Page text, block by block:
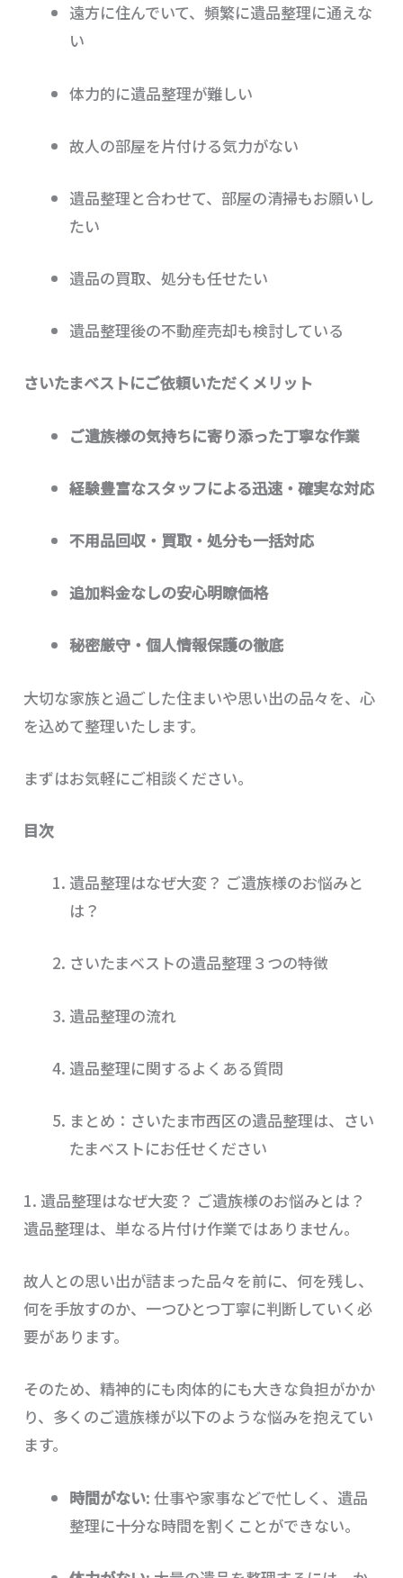
遠方に住んでいて、頻繁に遺品整理に通えな
い
体力的に遺品整理が難しい
故人の部屋を片付ける気力がない
遺品整理と合わせて、部屋の清掃もお願いし
たい
遺品の買取、処分も任せたい
遺品整理後の不動産売却も検討している
さいたまベストにご依頼いただくメリット
ご遺族様の気持ちに寄り添った丁寧な作業
経験豊富なスタッフによる迅速・確実な対応
不用品回収・買取・処分も一括対応
追加料金なしの安心明瞭価格
秘密厳守・個人情報保護の徹底
大切な家族と過ごした住まいや思い出の品々を、心
を込めて整理いたします。
まずはお気軽にご相談ください。
目次
遺品整理はなぜ大変？ ご遺族様のお悩みと
は？
さいたまベストの遺品整理３つの特徴
遺品整理の流れ
遺品整理に関するよくある質問
まとめ：さいたま市西区の遺品整理は、さい
たまベストにお任せください
1. 遺品整理はなぜ大変？ ご遺族様のお悩みとは？
遺品整理は、単なる片付け作業ではありません。
故人との思い出が詰まった品々を前に、何を残し、
何を手放すのか、一つひとつ丁寧に判断していく必
要があります。
そのため、精神的にも肉体的にも大きな負担がかか
り、多くのご遺族様が以下のような悩みを抱えてい
ます。
時間がない: 仕事や家事などで忙しく、遺品
整理に十分な時間を割くことができない。